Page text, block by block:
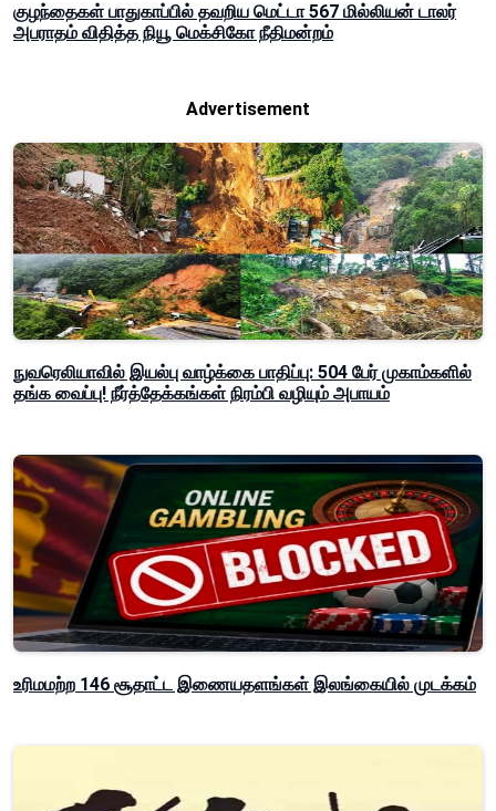
குழந்தைகள் பாதுகாப்பில் தவறிய மெட்டா 567 மில்லியன் டாலர்
அபராதம் விதித்த நியூ மெக்சிகோ நீதிமன்றம்
Advertisement
நுவரெலியாவில் இயல்பு வாழ்க்கை பாதிப்பு: 504 பேர் முகாம்களில்
தங்க வைப்பு! நீர்த்தேக்கங்கள் நிரம்பி வழியும் அபாயம்
உரிமமற்ற 146 சூதாட்ட இணையதளங்கள் இலங்கையில் முடக்கம்